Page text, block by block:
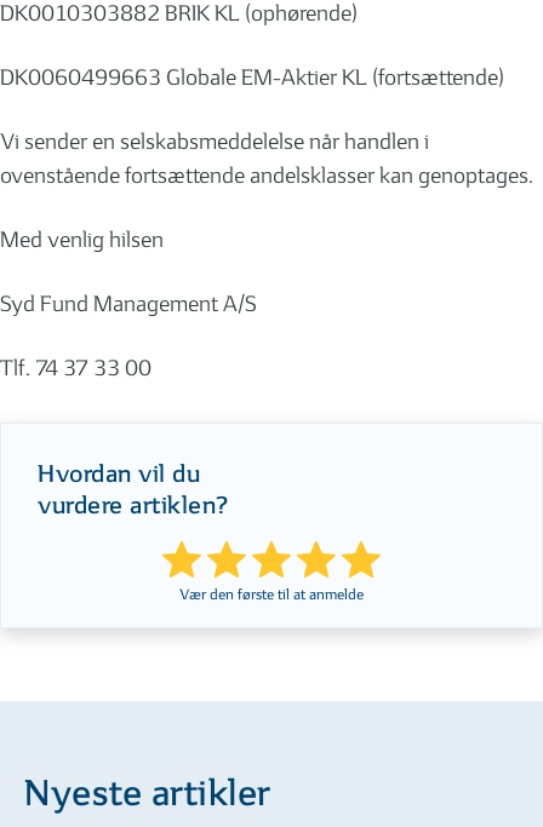
DK0010303882 BRIK KL (ophørende)
DK0060499663 Globale EM-Aktier KL (fortsættende)
Vi sender en selskabsmeddelelse når handlen i
ovenstående fortsættende andelsklasser kan genoptages.
Med venlig hilsen
Syd Fund Management A/S
Tlf. 74 37 33 00
Hvordan vil du
vurdere artiklen?
Vær den første til at anmelde
Nyeste artikler